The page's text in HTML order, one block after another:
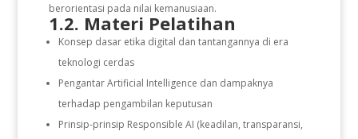
berorientasi pada nilai kemanusiaan.
1.2. Materi Pelatihan
Konsep dasar etika digital dan tantangannya di era
teknologi cerdas
Pengantar Artificial Intelligence dan dampaknya
terhadap pengambilan keputusan
Prinsip-prinsip Responsible AI (keadilan, transparansi,